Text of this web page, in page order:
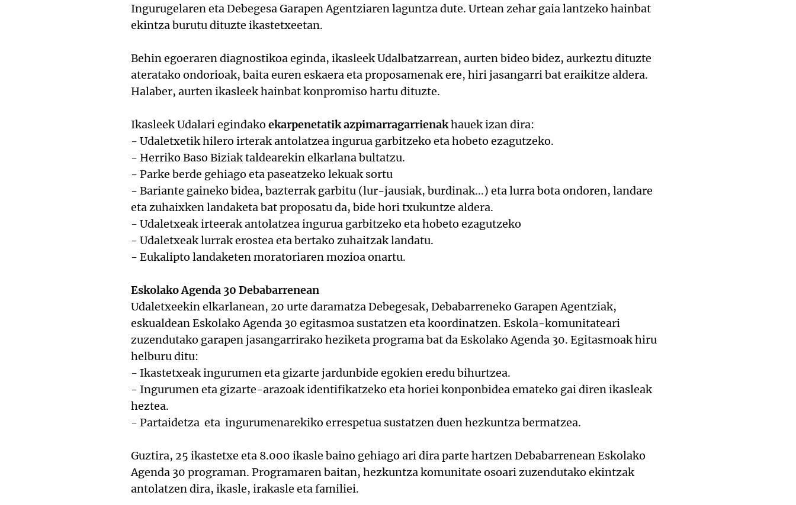
Ingurugelaren eta Debegesa Garapen Agentziaren laguntza dute. Urtean zehar gaia lantzeko hainbat
ekintza burutu dituzte ikastetxeetan.
Behin egoeraren diagnostikoa eginda, ikasleek Udalbatzarrean, aurten bideo bidez, aurkeztu dituzte
ateratako ondorioak, baita euren eskaera eta proposamenak ere, hiri jasangarri bat eraikitze aldera.
Halaber, aurten ikasleek hainbat konpromiso hartu dituzte.
Ikasleek Udalari egindako ekarpenetatik azpimarragarrienakhauek izan dira:
- Udaletxetik hilero irterak antolatzea ingurua garbitzeko eta hobeto ezagutzeko.
- Herriko Baso Biziak taldearekin elkarlana bultatzu.
- Parke berde gehiago eta paseatzeko lekuak sortu
- Bariante gaineko bidea, bazterrak garbitu (lur-jausiak, burdinak...) eta lurra bota ondoren, landare
eta zuhaixken landaketa bat proposatu da, bide hori txukuntze aldera.
- Udaletxeak irteerak antolatzea ingurua garbitzeko eta hobeto ezagutzeko
- Udaletxeak lurrak erostea eta bertako zuhaitzak landatu.
- Eukalipto landaketen moratoriaren mozioa onartu.
Eskolako Agenda 30 Debabarrenean
Udaletxeekin elkarlanean, 20 urte daramatza Debegesak, Debabarreneko Garapen Agentziak,
eskualdean Eskolako Agenda 30 egitasmoa sustatzen eta koordinatzen. Eskola-komunitateari
zuzendutako garapen jasangarrirako heziketa programa bat da Eskolako Agenda 30. Egitasmoak hiru
helburu ditu:
- Ikastetxeak ingurumen eta gizarte jardunbide egokien eredu bihurtzea.
- Ingurumen eta gizarte-arazoak identifikatzeko eta horiei konponbidea emateko gai diren ikasleak
heztea.
- Partaidetza eta ingurumenarekiko errespetua sustatzen duen hezkuntza bermatzea.
Guztira, 25 ikastetxe eta 8.000 ikasle baino gehiago ari dira parte hartzen Debabarrenean Eskolako
Agenda 30 programan. Programaren baitan, hezkuntza komunitate osoari zuzendutako ekintzak
antolatzen dira, ikasle, irakasle eta familiei.